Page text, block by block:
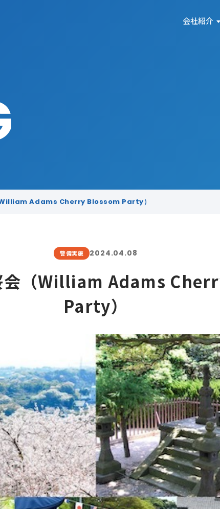
会社紹介
William Adams Cherry Blossom Party）
警備実施 2024.04.08
会（William Adams
Party）